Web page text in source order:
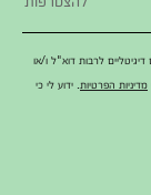
לרבות דוא"ל ו/או
מדיניות הפרטיות . ידוע לי כי